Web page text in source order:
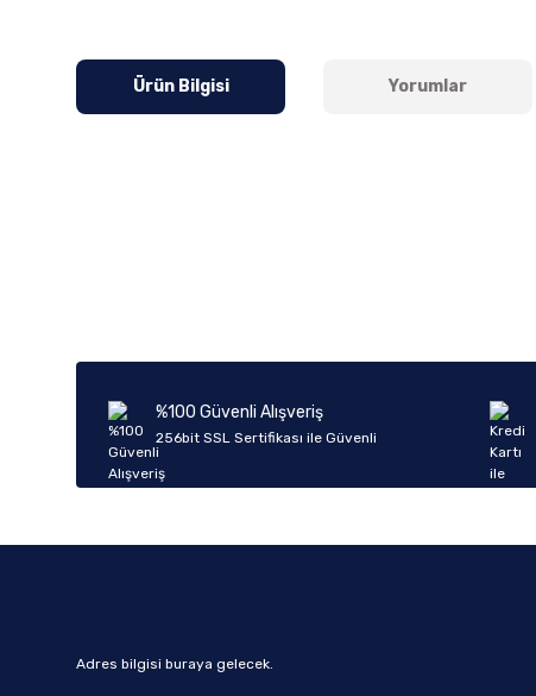
Ürün Bilgisi Yorumlar
Ürün fiyatı diğer sitelerden daha pahalı.
Bu ürüne benzer farklı alternatifler olmalı.
%100 Güvenli Alışveriş
256bit SSL Sertifikası ile Güvenli
Adres bilgisi buraya gelecek.